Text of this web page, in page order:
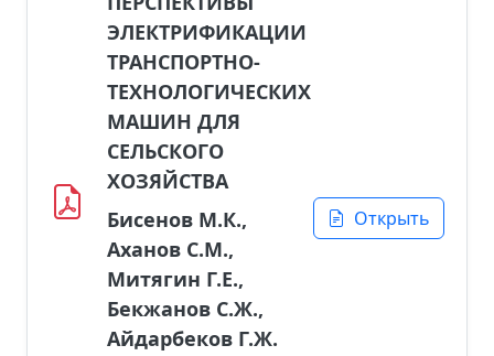
ЭЛЕКТРИФИКАЦИИ
ТРАНСПОРТНО-
ТЕХНОЛОГИЧЕСКИХ
МАШИН ДЛЯ
СЕЛЬСКОГО
ХОЗЯЙСТВА
Бисенов М.К.,
Аханов С.М.,
Митягин Г.Е.,
Бекжанов С.Ж.,
Айдарбеков Г.Ж.
Открыть